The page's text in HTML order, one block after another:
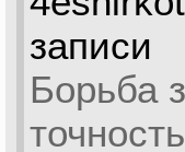
записи
Борьба
точность